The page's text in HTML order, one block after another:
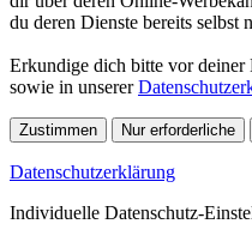
du deren Dienste bereits selbst
Erkundige dich bitte vor
sowie in unserer
Zustimmen Nur erforderliche
Datenschutzerklärung
Individuelle Datenschutz-